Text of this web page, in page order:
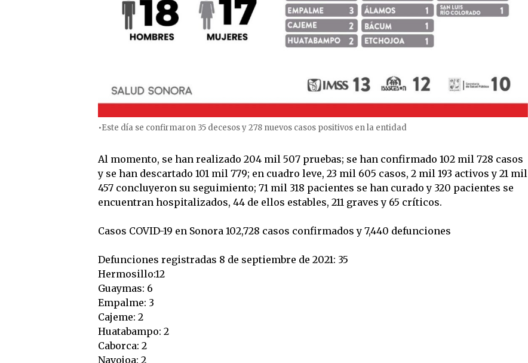
•Este día se confirmaron 35 decesos y 278 nuevos casos positivos en la entidad
Al momento, se han realizado 204 mil 507 pruebas; se han confirmado 102 mil 728 casos
y se han descartado 101 mil 779; en cuadro leve, 23 mil 605 casos, 2 mil 193 activos y 21 mil
457 concluyeron su seguimiento; 71 mil 318 pacientes se han curado y 320 pacientes se
encuentran hospitalizados, 44 de ellos estables, 211 graves y 65 críticos.
Casos COVID-19 en Sonora 102,728 casos confirmados y 7,440 defunciones
Defunciones registradas 8 de septiembre de 2021: 35
Hermosillo:12
Guaymas: 6
Empalme: 3
Cajeme: 2
Huatabampo: 2
Caborca: 2
Navojoa: 2